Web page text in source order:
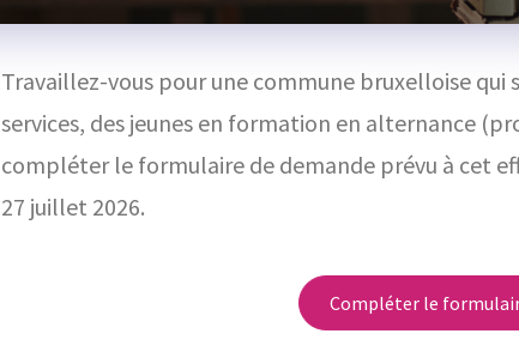
Travaillez-vous pour une commune bruxelloise qui
services, des jeunes en formation en alternance
compléter le formulaire de demande prévu à cet
27 juillet 2026.
Compléter le